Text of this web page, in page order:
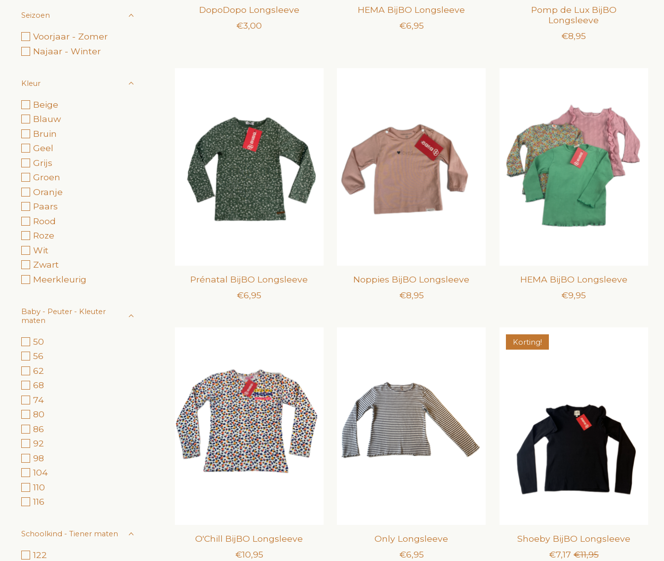
Seizoen
Voorjaar - Zomer
Najaar - Winter
Kleur
Beige
Blauw
Bruin
Geel
Grijs
Groen
Oranje
Paars
Rood
Roze
Wit
Zwart
Meerkleurig
Baby - Peuter - Kleuter
maten
50
56
62
68
74
80
86
92
98
104
110
116
Schoolkind - Tiener maten
122
DopoDopo Longsleeve
€3,00
HEMA BijBO Longsleeve
€6,95
Pomp de Lux BijBO
Longsleeve
€8,95
Prénatal BijBO Longsleeve
€6,95
Noppies BijBO Longsleeve
€8,95
HEMA BijBO Longsleeve
€9,95
O'Chill BijBO Longsleeve
€10,95
Only Longsleeve
€6,95
Korting!
Shoeby BijBO Longsleeve
€7,17 €11,95